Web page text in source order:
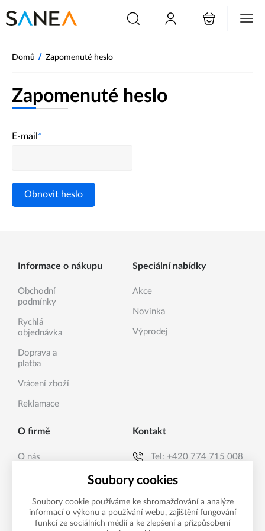
Domů / Zapomenuté heslo
Zapomenuté heslo
E-mail *
Obnovit heslo
Informace o nákupu
Obchodní
podmínky
Rychlá
objednávka
Doprava a
platba
Vrácení zboží
Reklamace
Speciální nabídky
Akce
Novinka
Výprodej
O firmě
O nás
Kontakt
Tel: +420 774 715 008
E-mail:
Možnosti platby
Soubory cookies
Soubory cookie používáme ke shromažďování a analýze
informací o výkonu a používání webu, zajištění fungování
funkcí ze sociálních médií a ke zlepšení a přizpůsobení